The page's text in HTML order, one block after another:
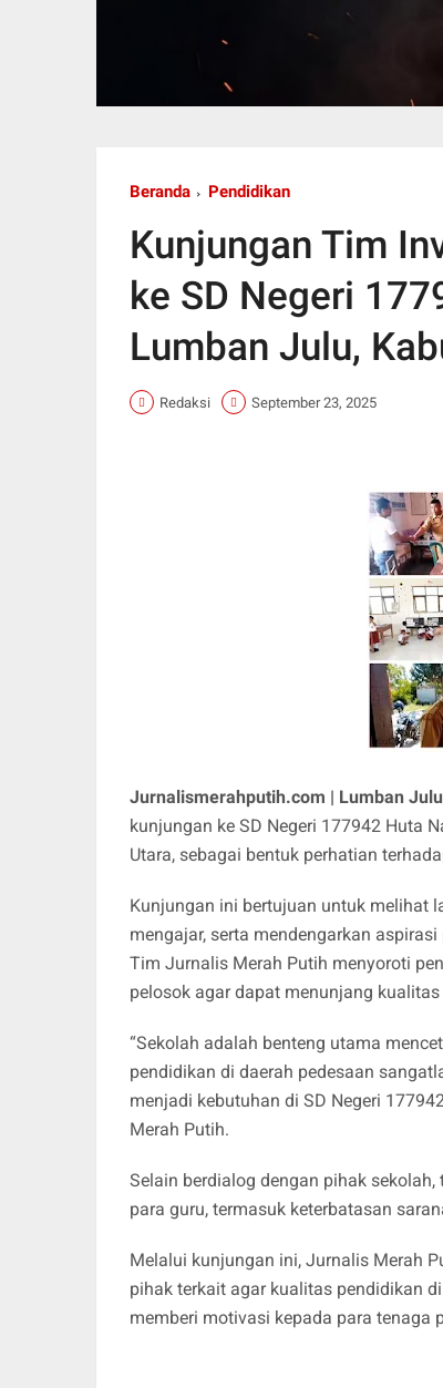
Beranda Pendidikan
Kunjungan Tim
ke SD Negeri
Lumban Julu,
Redaksi September 23, 2025
Jurnalismerahputih.com | Lumban
kunjungan ke SD Negeri 177942 Huta
Utara, sebagai bentuk perhatian
Kunjungan ini bertujuan untuk melihat
mengajar, serta mendengarkan
Tim Jurnalis Merah Putih menyoroti
pelosok agar dapat menunjang
“Sekolah adalah benteng utama
pendidikan di daerah pedesaan
menjadi kebutuhan di SD Negeri
Merah Putih.
Selain berdialog dengan pihak
para guru, termasuk keterbatasan
Melalui kunjungan ini, Jurnalis Merah
pihak terkait agar kualitas pendidikan
memberi motivasi kepada para tenaga